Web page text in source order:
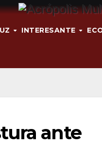
INTERESANTE
ante